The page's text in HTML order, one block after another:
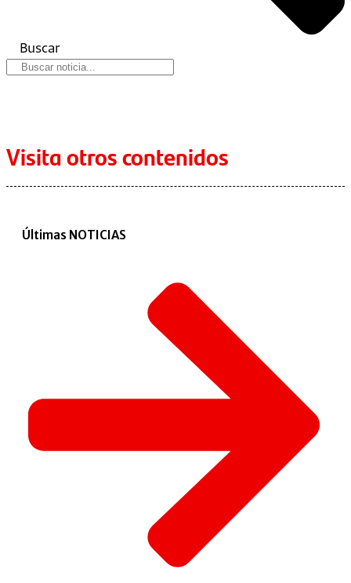
Buscar
Visita otros contenidos
Últimas NOTICIAS